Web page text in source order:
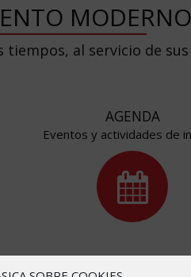
MODERNO
al servicio de sus
AGENDA
Eventos y actividades de